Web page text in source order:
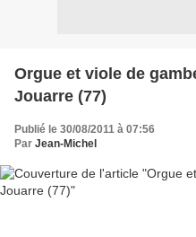
Orgue et viole de
Jouarre (77)
Publié le 30/08/2011 à 07:56
Par Jean-Michel